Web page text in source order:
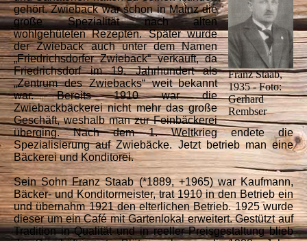
Franz Staab,
1935 - Foto:
Gerhard
Rembser
gehört. Zwieback war schon in Mainz die
große Spezialität nach alten
wohlgehüteten Rezepten. Später wurde
der Zwieback auch unter dem Namen
„Friedrichsdorfer Zwieback“ verkauft, da
Friedrichsdorf im 19. Jahrhundert als
„Zentrum des Zwiebacks“ weit bekannt
war. Bereits 1910 war die
Zwiebackbäckerei nicht mehr das große
Geschäft, weshalb man zur Feinbäckerei
überging. Nach dem 1. Weltkrieg endete die
Spezialisierung auf Zwiebäcke. Jetzt betrieb man eine
Bäckerei und Konditorei.
Sein Sohn Franz Staab (*1889, +1965) war Kaufmann,
Bäcker- und Konditormeister, trat 1910 in den Betrieb ein
und übernahm 1921 den elterlichen Betrieb. 1925 wurde
dieser um ein Café mit Gartenlokal erweitert. Gestützt auf
Tradition in Qualität und in reeller Preisgestaltung blieb